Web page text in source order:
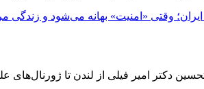
وقتی «امنیت» بهانه می‌شود و زندگی